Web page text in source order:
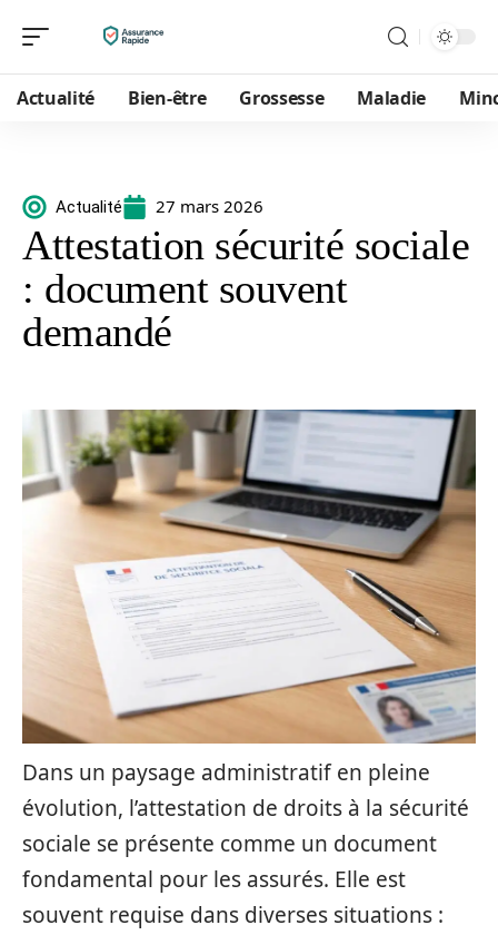
Actualité Bien-être Grossesse Maladie
Actualité 27 mars 2026
Attestation sécurité sociale
: document souvent
demandé
Dans un paysage administratif en pleine
évolution, l’attestation de droits à la sécurité
sociale se présente comme un document
fondamental pour les assurés. Elle est
souvent requise dans diverses situations :